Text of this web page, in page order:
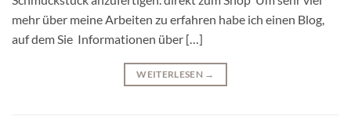
mehr über meine Arbeiten zu erfahren habe ich einen Blog,
auf dem Sie Informationen über […]
WEITERLESEN →